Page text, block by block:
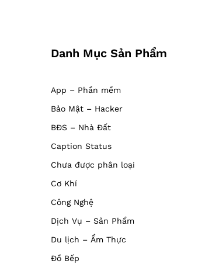
Danh Mục Sản Phẩm
App – Phần mềm
Bảo Mật – Hacker
BĐS – Nhà Đất
Caption Status
Chưa được phân loại
Cơ Khí
Công Nghệ
Dịch Vụ – Sản Phẩm
Du lịch – Ẩm Thực
Đồ Bếp